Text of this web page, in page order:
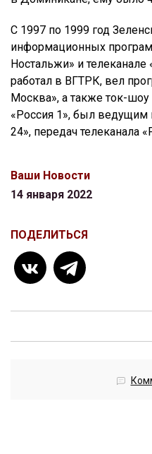
С 1997 по 1999 год
информационных
Ностальжи» и
работал в ВГТРК, вел
Москва», а также ток-
«Россия 1», был ведущим
24», передач телеканала
Ваши Новости
14 января 2022
ПОДЕЛИТЬСЯ